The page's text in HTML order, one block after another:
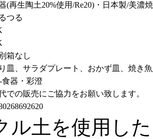
(再生陶土20%使用/Re20)・日本製/美濃焼
つる
箱なし
皿、サラダプレート、おかず皿、焼き
食器・彩澄
代での販売にご協力をお願い致します。
ル土を使用し